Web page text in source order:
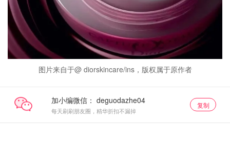
图片来自于@ diorskincare/ins，版权属于原作者
加小编微信：
每天刷刷朋友圈，精华折扣不漏掉
复制